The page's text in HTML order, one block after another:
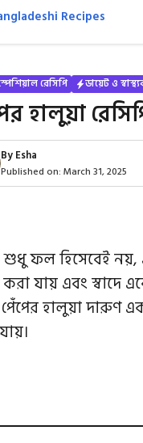
রেসিপি ডায়েট ও
হালুয়া
ByEsha
Published on: March 31, 2025
শুধু ফল হিসেবেই নয়,
যায় এবং স্বাদে
হালুয়া দারুণ